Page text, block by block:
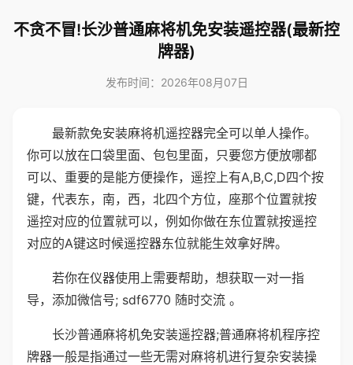
不贪不冒!长沙普通麻将机免安装遥控器(最新控
牌器)
发布时间：2026年08月07日
最新款免安装麻将机遥控器完全可以单人操作。
你可以放在口袋里面、包包里面，只要您方便放哪都
可以、重要的是能方便操作，遥控上有A,B,C,D四个按
键，代表东，南，西，北四个方位，座那个位置就按
遥控对应的位置就可以，例如你做在东位置就按遥控
对应的A键这时候遥控器东位就能生效拿好牌。
若你在仪器使用上需要帮助，想获取一对一指
导，添加微信号; sdf6770 随时交流 。
长沙普通麻将机免安装遥控器;普通麻将机程序控
牌器一般是指通过一些无需对麻将机进行复杂安装操